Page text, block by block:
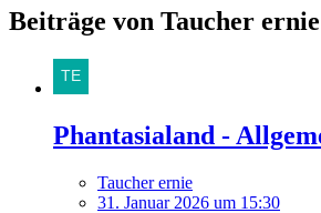
Beiträge von Taucher ernie
Phantasialand -
Taucher ernie
31. Januar 2026 um 15:30